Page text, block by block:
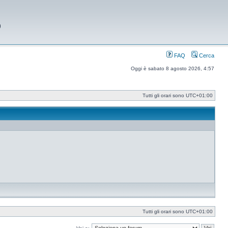
FAQ Cerca
Oggi è sabato 8 agosto 2026, 4:57
Tutti gli orari sono UTC+01:00
Tutti gli orari sono UTC+01:00